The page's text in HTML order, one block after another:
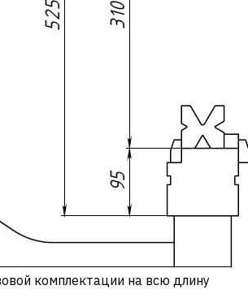
комплектации на всю длину